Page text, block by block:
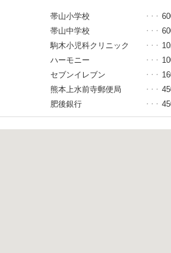
帯山小学校 ・・・
帯山中学校 ・・・
駒木小児科クリニック ・・・
ハーモニー ・・・
セブンイレブン ・・・
熊本上水前寺郵便局 ・・・
肥後銀行 ・・・